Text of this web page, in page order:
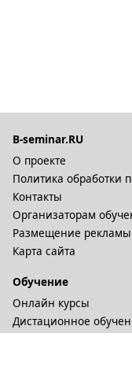
B-seminar.RU
О проекте
Политика обработки
Контакты
Организаторам
Размещение рекламы
Карта сайта
Обучение
Онлайн курсы
Дистационное